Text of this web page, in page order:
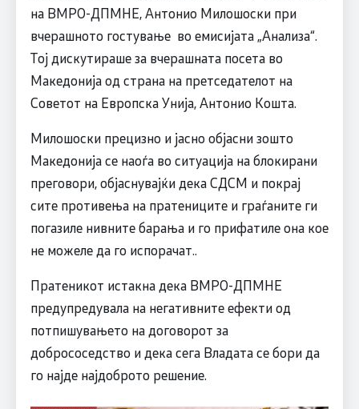
на ВМРО-ДПМНЕ, Антонио Милошоски при
вчерашното гостување во емисијата „Анализа“.
Тој дискутираше за вчерашната посета во
Македонија од страна на претседателот на
Советот на Европска Унија, Антонио Кошта.
Милошоски прецизно и јасно објасни зошто
Македонија се наоѓа во ситуација на блокирани
преговори, објаснувајќи дека СДСM и покрај
сите противења на пратениците и граѓаните ги
погазиле нивните барања и го прифатиле она кое
не можеле да го испорачат..
Пратеникот истакна дека ВМРО-ДПМНЕ
предупредувала на негативните ефекти од
потпишувањето на договорот за
добрососедство и дека сега Владата се бори да
го најде најдоброто решение.